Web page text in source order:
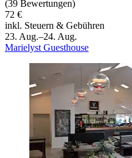
(39 Bewertungen)
72 €
inkl. Steuern & Gebühren
23. Aug.–24. Aug.
Marielyst Guesthouse